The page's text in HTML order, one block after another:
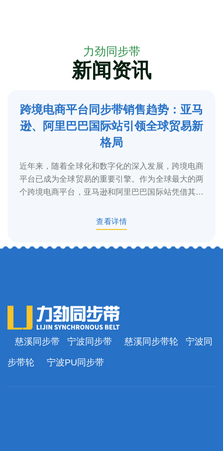
力劲同步带
新闻资讯
5
2025-3
跨境电商平台同步带销售趋势：亚马
逊、阿里巴巴国际站引领全球贸易新
格局
近年来，随着全球化和数字化的深入发展，跨境电商
平台已成为全球贸易的重要引擎。作为全球最大的两
个跨境电商平台，亚马逊和阿里巴巴国际站凭借其庞
查看详情
慈溪同步带 宁波同步带 慈溪同步带轮 宁波同
步带轮 宁波PU同步带